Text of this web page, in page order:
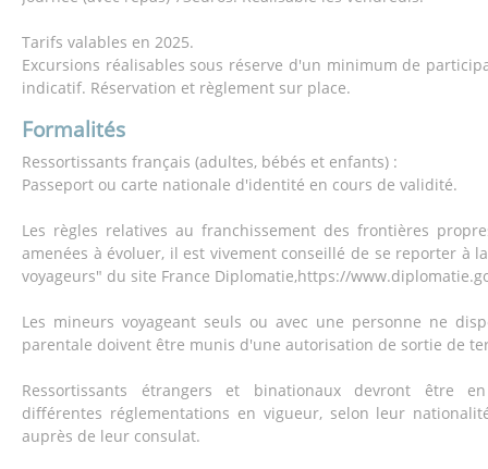
Tarifs valables en 2025.
Excursions réalisables sous réserve d'un minimum de
indicatif. Réservation et règlement sur place.
Formalités
Ressortissants français (adultes, bébés et enfants) :
Passeport ou carte nationale d'identité en cours de validité.
Les règles relatives au franchissement des frontières
amenées à évoluer, il est vivement conseillé de se reporter à
voyageurs" du site France Diplomatie,https://
Les mineurs voyageant seuls ou avec une personne ne
parentale doivent être munis d'une autorisation de sortie de
Ressortissants étrangers et binationaux devront être
différentes réglementations en vigueur, selon leur
auprès de leur consulat.